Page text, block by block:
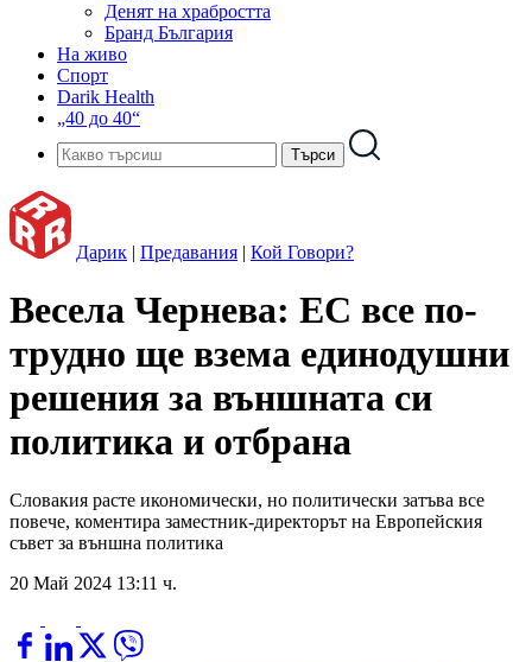
Денят на храбростта
Бранд България
На живо
Спорт
Darik Health
„40 до 40“
Дарик | Предавания | Кой Говори?
Весела Чернева: ЕС все по-
трудно ще взема единодушни
решения за външната си
политика и отбрана
Словакия расте икономически, но политически затъва все
повече, коментира заместник-директорът на Европейския
съвет за външна политика
20 Май 2024 13:11 ч.